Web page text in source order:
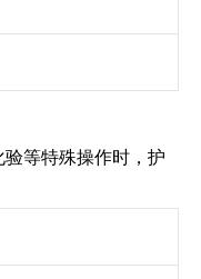
等特殊操作时，护